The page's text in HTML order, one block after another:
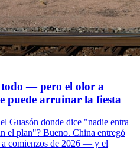
— pero el olor a
puede arruinar la fiesta
Guasón donde dice "nadie entra
el plan"? Bueno. China entregó
a comienzos de 2026 — y el